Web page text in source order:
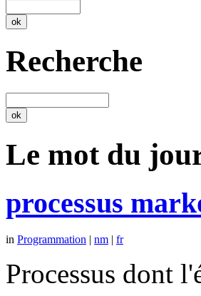
Recherche
Le mot du
processus
in Programmation | nm | fr
Processus dont